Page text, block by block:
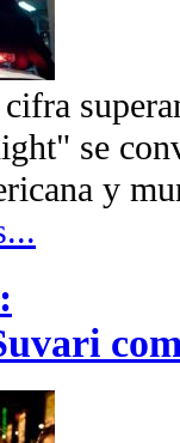
se
y